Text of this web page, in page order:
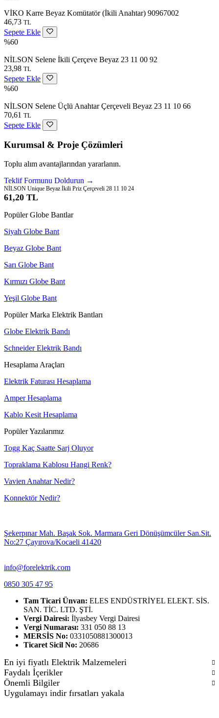
VİKO Karre Beyaz Komütatör (İkili Anahtar) 90967002
46,73 TL
Sepete Ekle
%60
NİLSON Selene İkili Çerçeve Beyaz 23 11 00 92
23,98 TL
Sepete Ekle
%60
NİLSON Selene Üçlü Anahtar Çerçeveli Beyaz 23 11 10 66
70,61 TL
Sepete Ekle
Kurumsal & Proje Çözümleri
Toplu alım avantajlarından yararlanın.
Teklif Formunu Doldurun →
NİLSON Unique Beyaz İkili Priz Çerçeveli 28 11 10 24
61,20 TL
Popüler Globe Bantlar
Siyah Globe Bant
Beyaz Globe Bant
Sarı Globe Bant
Kırmızı Globe Bant
Yeşil Globe Bant
Popüler Marka Elektrik Bantları
Globe Elektrik Bandı
Schneider Elektrik Bandı
Hesaplama Araçları
Elektrik Faturası Hesaplama
Amper Hesaplama
Kablo Kesit Hesaplama
Popüler Yazılarımız
Togg Kaç Saatte Sarj Oluyor
Topraklama Kablosu Hangi Renk?
Vavien Anahtar Nedir?
Konnektör Nedir?
Şekerpınar Mah. Başak Sok. Marmara Geri Dönüşümcüler San.Sit.
No:27 Çayırova/Kocaeli 41420
info@forelektrik.com
0850 305 47 95
Tam Ticari Ünvan: ELES ENDÜSTRİYEL ELEKT. SİS.
SAN. TİC. LTD. ŞTİ.
Vergi Dairesi: İlyasbey Vergi Dairesi
Vergi Numarası: 331 050 88 13
MERSİS No: 0331050881300013
Ticaret Sicil No: 20686
En iyi fiyatlı Elektrik Malzemeleri
Faydalı İçerikler
Önemli Bilgiler
Uygulamayı indir fırsatları yakala